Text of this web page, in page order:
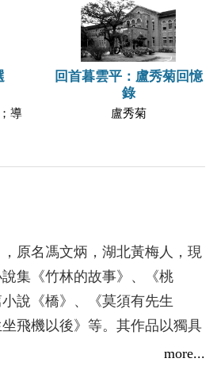
導
回首暮雲平：盧秀菊回憶
錄
盧秀菊
，原名馮文炳，湖北黃梅人，現
集《竹林的故事》、《桃
說《橋》、《莫須有先生
飛機以後》等。其作品以獨具
more...